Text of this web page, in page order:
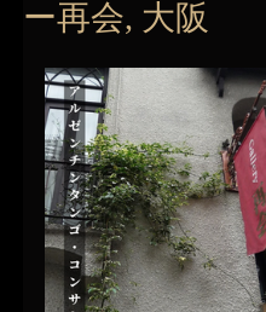
ー再会, 大阪